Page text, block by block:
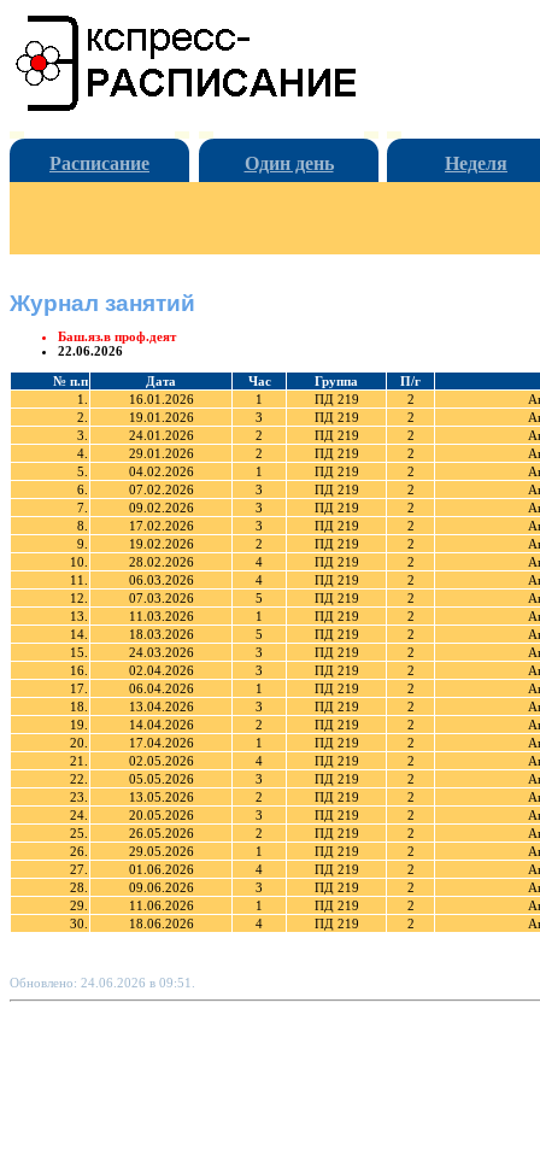
Расписание Один день Неделя
Журнал занятий
Баш.яз.в проф.деят
22.06.2026
№ п.п Дата Час Группа
П/г
1.
16.01.2026 1 ПД 219 2
2.
19.01.2026 3 ПД 219 2
3.
24.01.2026 2 ПД 219 2
4.
29.01.2026 2 ПД 219 2
5.
04.02.2026 1 ПД 219 2
6.
07.02.2026 3 ПД 219 2
7.
09.02.2026 3 ПД 219 2
8.
17.02.2026 3 ПД 219 2
9.
19.02.2026 2 ПД 219 2
10.
28.02.2026 4 ПД 219 2
11.
06.03.2026 4 ПД 219 2
12.
07.03.2026 5 ПД 219 2
13.
11.03.2026 1 ПД 219 2
14.
18.03.2026 5 ПД 219 2
15.
24.03.2026 3 ПД 219 2
16.
02.04.2026 3 ПД 219 2
17.
06.04.2026 1 ПД 219 2
18.
13.04.2026 3 ПД 219 2
19.
14.04.2026 2 ПД 219 2
20.
17.04.2026 1 ПД 219 2
21.
02.05.2026 4 ПД 219 2
22.
05.05.2026 3 ПД 219 2
23.
13.05.2026 2 ПД 219 2
24.
20.05.2026 3 ПД 219 2
25.
26.05.2026 2 ПД 219 2
26.
29.05.2026 1 ПД 219 2
27.
01.06.2026 4 ПД 219 2
28.
09.06.2026 3 ПД 219 2
29.
11.06.2026 1 ПД 219 2
30.
18.06.2026 4 ПД 219 2
Обновлено: 24.06.2026 в 09:51.